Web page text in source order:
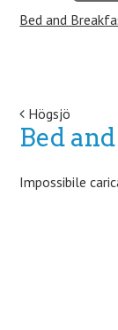
Bed and
Post
Högsjö
Bed
Impossibile